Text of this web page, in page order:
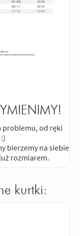
problemu, od ręki
bierzemy na siebie
rozmiarem.
kurtki: